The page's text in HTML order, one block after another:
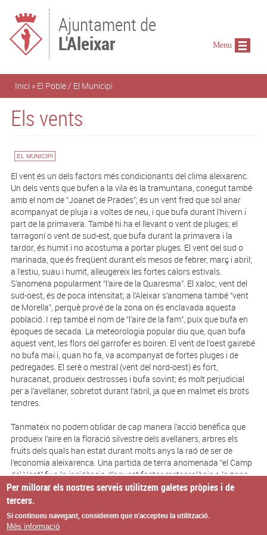
Ajuntament de
L'Aleixar
Esteu aquí
Inici » El Poble / El Municipi
Els vents
EL MUNICIPI
El vent és un dels factors més condicionants del clima aleixarenc.
Un dels vents que bufen a la vila és la tramuntana, conegut també
amb el nom de “Joanet de Prades”; és un vent fred que sol anar
acompanyat de pluja i a voltes de neu, i que bufa durant l’hivern i
part de la primavera. També hi ha el llevant o vent de pluges; el
tarragoní o vent de sud-est, que bufa durant la primavera i la
tardor, és humit i no acostuma a portar pluges. El vent del sud o
marinada, que és freqüent durant els mesos de febrer, març i abril;
a l’estiu, suau i humit, alleugereix les fortes calors estivals.
S’anomena popular­ment “l’aire de la Quaresma”. El xaloc, vent del
sud-oest, és de poca in­tensitat; a l’Aleixar s’anomena també “vent
de Morella”, perquè prové de la zona on és enclavada aquesta
població. I rep també el nom de “l’aire de la fam”, puix que bufa en
èpoques de secada. La meteorologia popular diu que, quan bufa
aquest vent, les flors del garrofer es boiren. El vent de l’oest gairebé
no bufa mai i, quan ho fa, va acompanyat de fortes pluges i de
pedregades. El serè o mestral (vent del nord-oest) és fort,
huracanat, produeix destrosses i bufa sovint; és molt perjudicial
per a l’avellaner, sobretot durant l’abril, ja que en malmet els brots
tendres.
Tanmateix no podem oblidar de cap manera l’acció benèfica que
produeix l’aire en la floració silvestre dels avellaners, arbres els
fruits dels quals han estat durant molts anys la raó de ser de
l’economia aleixarenca. Una partida de terra anomenada “el Camp
del Vent” fixa la incidència d’aquest factor meteorològic a la zona.
Els vents
Menu
Per millorar els nostres serveis utilitzem galetes pròpies i de
tercers.
Si continueu navegant, considerem que n'accepteu la utilització.
Més informació